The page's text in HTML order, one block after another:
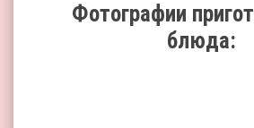
Фотографии
блюда: